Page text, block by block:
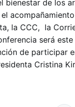
bienestar de los
la CCC, la
será
de participar
Cristina